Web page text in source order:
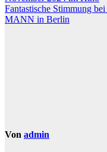
Fantastische Stimmung
MANN in Berlin
Von admin